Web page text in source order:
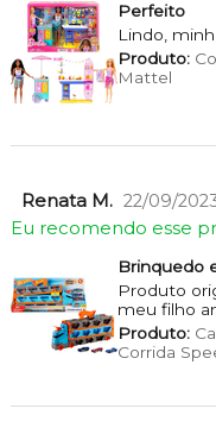
Perfeito
Lindo,
Produto:
Mattel
Renata M. 22/09/
Eu recomendo esse
Brinquedo
Produto
meu filho
Produto:
Corrida